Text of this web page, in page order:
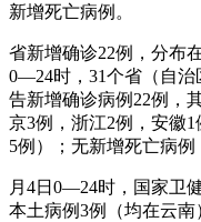
新增死亡病例。
省新增确诊22例，分布
0—24时，31个省（自治
告新增确诊病例22例，
京3例，浙江2例，安徽
5例）；无新增死亡病例
月4日0—24时，国家卫
本土病例3例（均在云